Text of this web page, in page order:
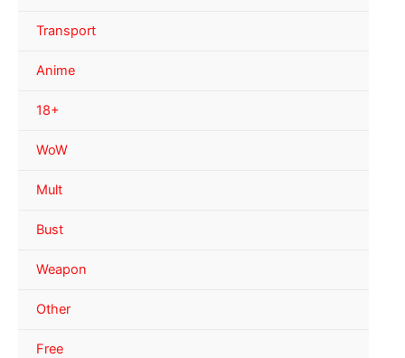
Transport
Anime
18+
WoW
Mult
Bust
Weapon
Other
Free